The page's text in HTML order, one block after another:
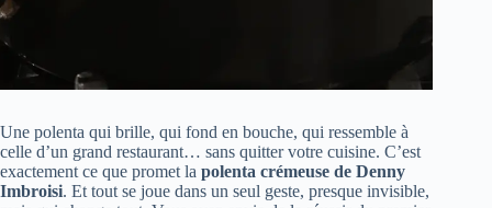
Une polenta qui brille, qui fond en bouche, qui ressemble à
celle d’un grand restaurant… sans quitter votre cuisine. C’est
exactement ce que promet la polenta crémeuse de Denny
Imbroisi. Et tout se joue dans un seul geste, presque invisible,